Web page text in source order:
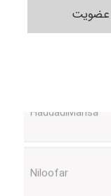
عضویت